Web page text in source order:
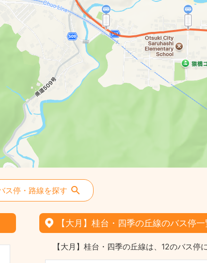
ス停・路線を探す
【大月】桂台・四季の丘線のバス停一
【大月】桂台・四季の丘線は、12のバス停